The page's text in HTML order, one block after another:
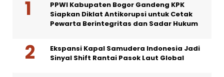
PPWI Kabupaten Bogor Gandeng KPK
Siapkan Diklat Antikorupsi untuk Cetak
Pewarta Berintegritas dan Sadar Hukum
Ekspansi Kapal Samudera Indonesia Jadi
Sinyal Shift Rantai Pasok Laut Global